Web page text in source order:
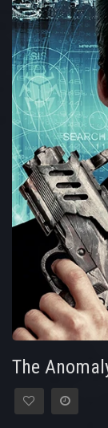
The